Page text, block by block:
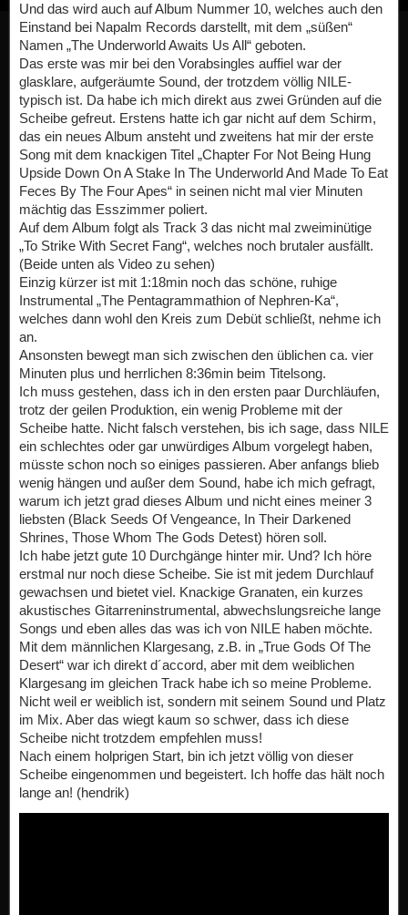
Und das wird auch auf Album Nummer 10, welches auch den
Einstand bei Napalm Records darstellt, mit dem „süßen“
Namen „The Underworld Awaits Us All“ geboten.
Das erste was mir bei den Vorabsingles auffiel war der
glasklare, aufgeräumte Sound, der trotzdem völlig NILE-
typisch ist. Da habe ich mich direkt aus zwei Gründen auf die
Scheibe gefreut. Erstens hatte ich gar nicht auf dem Schirm,
das ein neues Album ansteht und zweitens hat mir der erste
Song mit dem knackigen Titel „Chapter For Not Being Hung
Upside Down On A Stake In The Underworld And Made To Eat
Feces By The Four Apes“ in seinen nicht mal vier Minuten
mächtig das Esszimmer poliert.
Auf dem Album folgt als Track 3 das nicht mal zweiminütige
„To Strike With Secret Fang“, welches noch brutaler ausfällt.
(Beide unten als Video zu sehen)
Einzig kürzer ist mit 1:18min noch das schöne, ruhige
Instrumental „The Pentagrammathion of Nephren-Ka“,
welches dann wohl den Kreis zum Debüt schließt, nehme ich
an.
Ansonsten bewegt man sich zwischen den üblichen ca. vier
Minuten plus und herrlichen 8:36min beim Titelsong.
Ich muss gestehen, dass ich in den ersten paar Durchläufen,
trotz der geilen Produktion, ein wenig Probleme mit der
Scheibe hatte. Nicht falsch verstehen, bis ich sage, dass NILE
ein schlechtes oder gar unwürdiges Album vorgelegt haben,
müsste schon noch so einiges passieren. Aber anfangs blieb
wenig hängen und außer dem Sound, habe ich mich gefragt,
warum ich jetzt grad dieses Album und nicht eines meiner 3
liebsten (Black Seeds Of Vengeance, In Their Darkened
Shrines, Those Whom The Gods Detest) hören soll.
Ich habe jetzt gute 10 Durchgänge hinter mir. Und? Ich höre
erstmal nur noch diese Scheibe. Sie ist mit jedem Durchlauf
gewachsen und bietet viel. Knackige Granaten, ein kurzes
akustisches Gitarreninstrumental, abwechslungsreiche lange
Songs und eben alles das was ich von NILE haben möchte.
Mit dem männlichen Klargesang, z.B. in „True Gods Of The
Desert“ war ich direkt d´accord, aber mit dem weiblichen
Klargesang im gleichen Track habe ich so meine Probleme.
Nicht weil er weiblich ist, sondern mit seinem Sound und Platz
im Mix. Aber das wiegt kaum so schwer, dass ich diese
Scheibe nicht trotzdem empfehlen muss!
Nach einem holprigen Start, bin ich jetzt völlig von dieser
Scheibe eingenommen und begeistert. Ich hoffe das hält noch
lange an! (hendrik)